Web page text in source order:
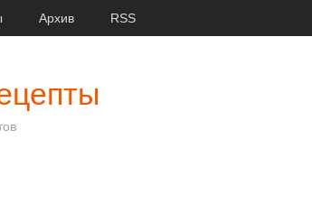
Архив RSS